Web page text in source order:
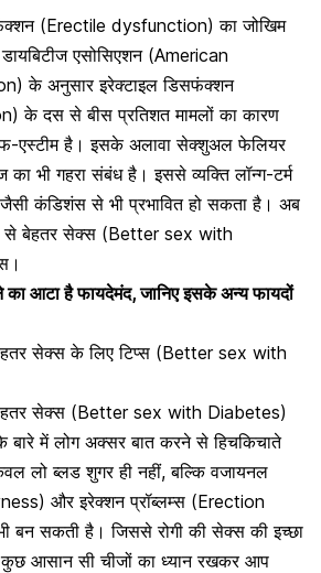
(Erectile dysfunction) का जोखिम
एसोसिएशन (American
के अनुसार इरेक्टाइल डिसफंक्शन
के दस से बीस प्रतिशत मामलों का कारण
एस्टीम है। इसके अलावा सेक्शुअल फेलियर
भी गहरा संबंध है । इससे व्यक्ति लॉन्ग-टर्म
कंडिशंस से भी प्रभावित हो सकता है। अब
से बेहतर सेक्स (Better sex with
का आटा है फायदेमंद, जानिए इसके अन्य फायदों
सेक्स के लिए टिप्स (Better sex with
सेक्स (Better sex with Diabetes)
बारे में लोग अक्सर बात करने से हिचकिचाते
लो ब्लड शुगर ही नहीं, बल्कि वजायनल
और इरेक्शन प्रॉब्लम्स (Erection
बन सकती है। जिससे रोगी की सेक्स की इच्छा
कुछ आसान सी चीजों का ध्यान रखकर आप